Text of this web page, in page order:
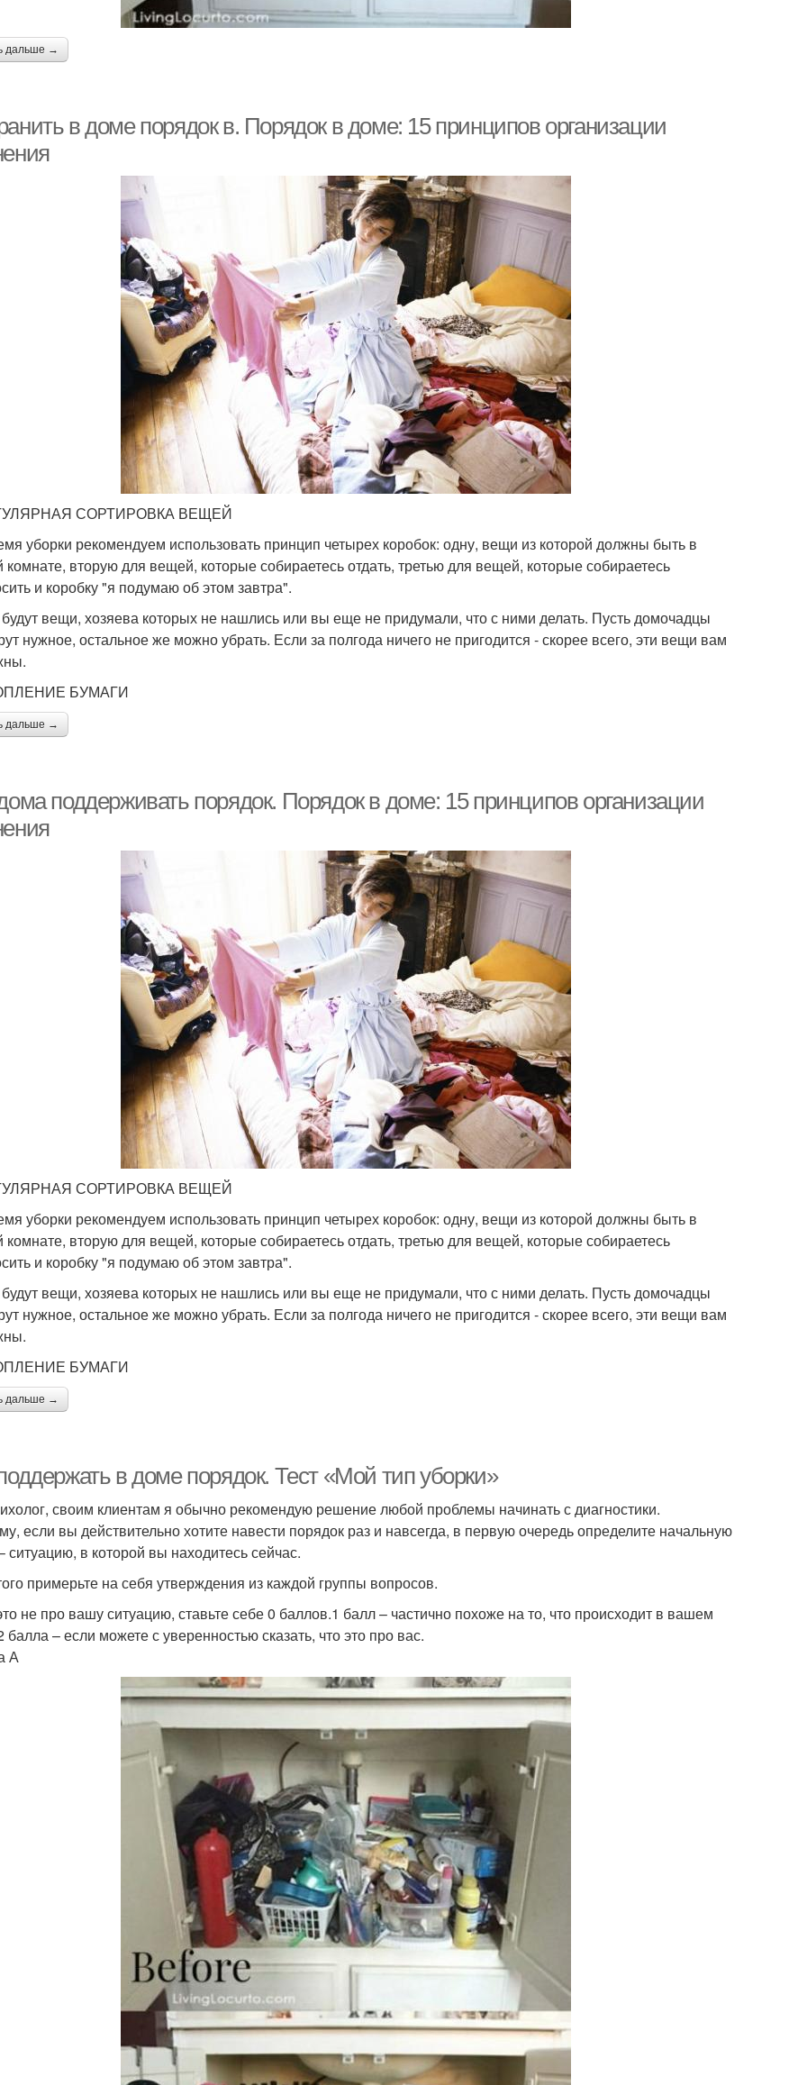
дальше →
в доме порядок в. Порядок в доме: 15 принципов организации
СОРТИРОВКА ВЕЩЕЙ
уборки рекомендуем использовать принцип четырех коробок: одну, вещи из которой должны быть в
комнате, вторую для вещей, которые собираетесь отдать, третью для вещей, которые собираетесь
и коробку "я подумаю об этом завтра".
вещи, хозяева которых не нашлись или вы еще не придумали, что с ними делать. Пусть домочадцы
нужное, остальное же можно убрать. Если за полгода ничего не пригодится - скорее всего, эти вещи вам
БУМАГИ
дальше →
поддерживать порядок. Порядок в доме: 15 принципов организации
СОРТИРОВКА ВЕЩЕЙ
уборки рекомендуем использовать принцип четырех коробок: одну, вещи из которой должны быть в
комнате, вторую для вещей, которые собираетесь отдать, третью для вещей, которые собираетесь
и коробку "я подумаю об этом завтра".
вещи, хозяева которых не нашлись или вы еще не придумали, что с ними делать. Пусть домочадцы
нужное, остальное же можно убрать. Если за полгода ничего не пригодится - скорее всего, эти вещи вам
БУМАГИ
дальше →
в доме порядок. Тест «Мой тип уборки»
своим клиентам я обычно рекомендую решение любой проблемы начинать с диагностики.
если вы действительно хотите навести порядок раз и навсегда, в первую очередь определите начальную
ситуацию, в которой вы находитесь сейчас.
примерьте на себя утверждения из каждой группы вопросов.
не про вашу ситуацию, ставьте себе 0 баллов.1 балл – частично похоже на то, что происходит в вашем
балла – если можете с уверенностью сказать, что это про вас.
А